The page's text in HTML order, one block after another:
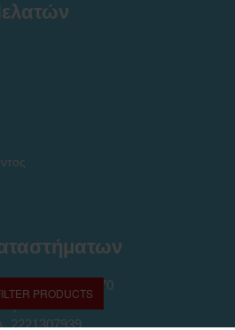
τηλ. 2331027170
2331027237
2221307939
PRODUCTS